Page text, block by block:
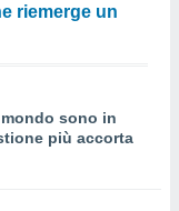
riemerge un
sono in
più accorta